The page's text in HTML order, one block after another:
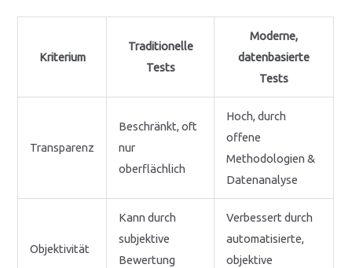
Kriterium
Traditionelle
Tests
Moderne,
datenbasierte
Tests
Transparenz
Beschränkt, oft
nur
oberflächlich
Hoch, durch
offene
Methodologien &
Datenanalyse
Objektivität
Kann durch
subjektive
Bewertung
Verbessert durch
automatisierte,
objektive